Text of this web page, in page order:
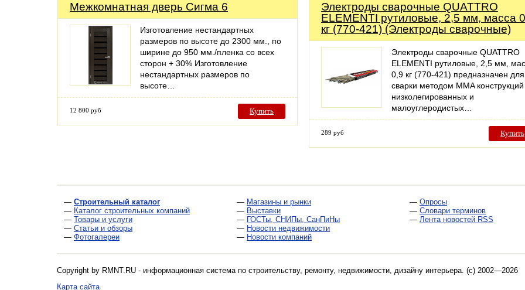
Межкомнатная дверь Сигма 6
Изготовление нестандартных
размеров по высоте до 2300 мм., по
ширине до 950 мм./пленка со всех
сторон + 30% Изготовление
нестандартных размеров по
высоте…
12 800 руб Купить
Электроды сварочные QUATTRO
ELEMENTI рутиловые, 2,5 мм, масса
кг (770-421) (Электроды сварочные)
Электроды сварочные QUATTRO
ELEMENTI рутиловые, 2,5 мм,
0,9 кг (770-421) предназначен для
сварки методом MMA конструкций
низколегированных и
малоуглеродистых…
289 руб Купить
— Строительный каталог
— Каталог строительных компаний
— Товары и услуги
— Статьи и обзоры
— Фотогалереи
— Магазины и рынки
— Выставки
— ГОСТы, СНИПы, СанПиНы
— Новости недвижимости
— Новости компаний
— Опросы
— Словари терминов
— Лента новостей RSS
Copyright by RMNT.RU - информационная система по строительству, ремонту, недвижимости, дизайну интерьера. (c) 2002—2026
Карта сайта